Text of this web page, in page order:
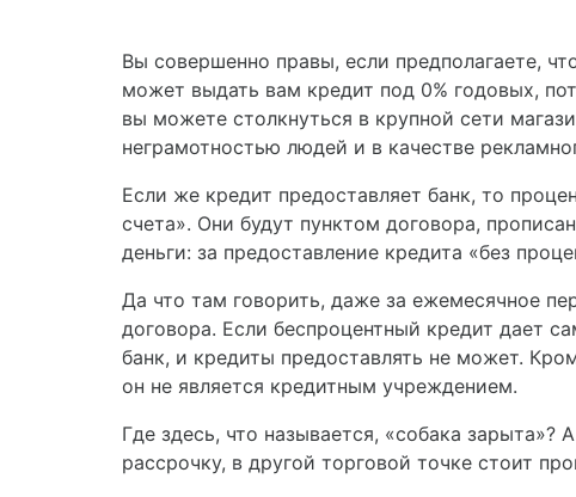
Вы совершенно правы, если предполагаете,
может выдать вам кредит под 0% годовых,
вы можете столкнуться в крупной сети
неграмотностью людей и в качестве
Если же кредит предоставляет банк, то
счета». Они будут пунктом договора,
деньги: за предоставление кредита «без
Да что там говорить, даже за ежемесячное
договора. Если беспроцентный кредит дает
банк, и кредиты предоставлять не может.
он не является кредитным учреждением.
Где здесь, что называется, «собака
рассрочку, в другой торговой точке стоит